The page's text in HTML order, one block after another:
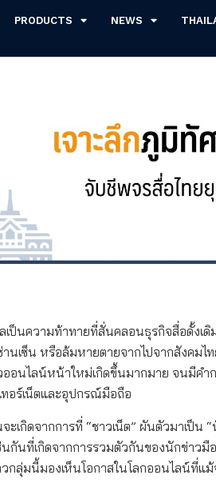
PRODUCTS NEWS
เป็นความท้าทายที่สั่นคลอนธุรกิจสื่อดั้งเ
นเซ็น หรือล้มหายตายจากไปจากสังคมไ
อนไลน์หน้าใหม่เกิดขึ้นมากมาย จนมีคำก
อร์เน็ตและอุปกรณ์มือถือ
กิดจากการที่ “ชาวเน็ต” ผันตัวมาเป็น
นที่เกิดจากการรวมตัวกันของนักข่าวมื
ลุ่มนี้มองเห็นโอกาสในโลกออนไลน์ที่แ